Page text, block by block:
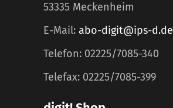
53335 Meckenheim
E-Mail: abo-digit@ips-d.de
Telefon: 02225/7085-340
Telefax: 02225/7085-399